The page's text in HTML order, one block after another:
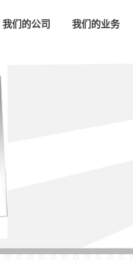
我们的公司 我们的业务